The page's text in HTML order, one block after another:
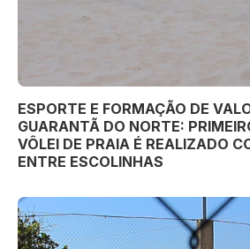
ESPORTE E FORMAÇÃO DE
GUARANTÃ DO NORTE:
VÔLEI DE PRAIA É REALIZADO
ENTRE ESCOLINHAS